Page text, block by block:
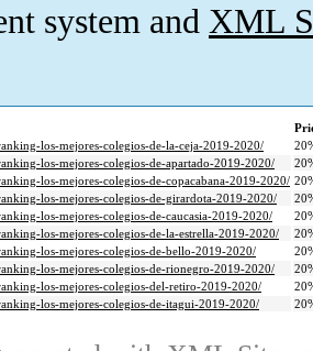
system and XML
los-mejores-colegios-de-la-ceja-2019-2020/
los-mejores-colegios-de-apartado-2019-2020/
los-mejores-colegios-de-copacabana-2019-2020/
los-mejores-colegios-de-girardota-2019-2020/
los-mejores-colegios-de-caucasia-2019-2020/
los-mejores-colegios-de-la-estrella-2019-2020/
los-mejores-colegios-de-bello-2019-2020/
los-mejores-colegios-de-rionegro-2019-2020/
los-mejores-colegios-del-retiro-2019-2020/
los-mejores-colegios-de-itagui-2019-2020/